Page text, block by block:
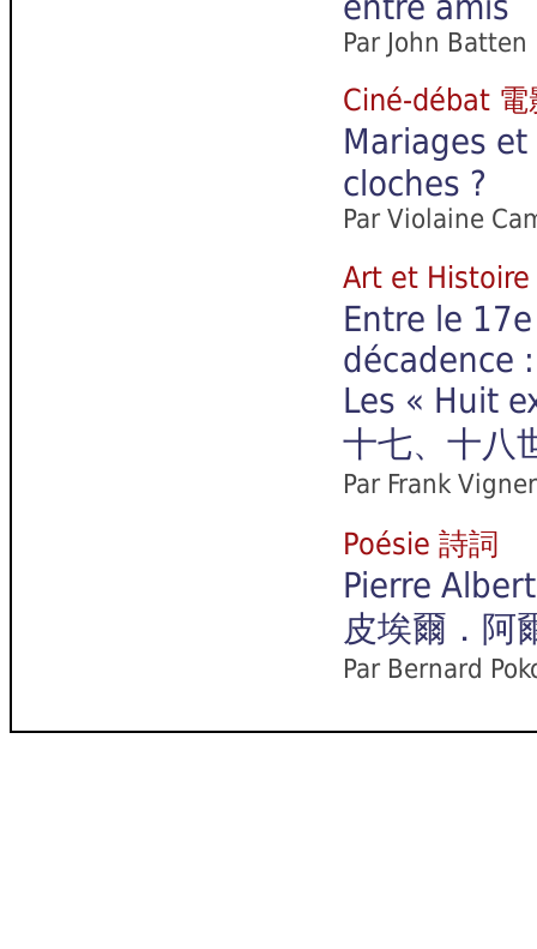
Par John Batten
Ciné-débat
Mariages
cloches ?
Par Violaine
Art et
Entre le
décadence :
Les « Huit
十七、十八
Par Frank
Poésie 詩詞
Pierre
皮埃爾．阿
Par Bernard